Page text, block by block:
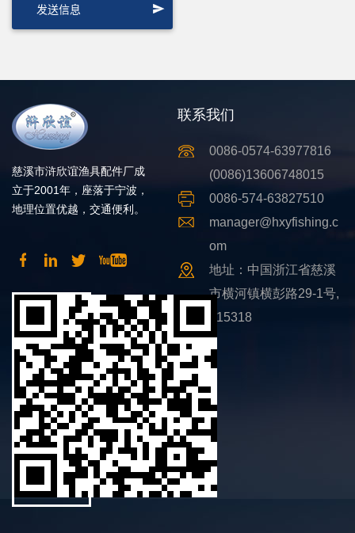
慈溪市浒欣谊渔具配件厂成
立于2001年，座落于宁波，
地理位置优越，交通便利。
联系我们
0086-0574-63977816
(0086)13606748015
0086-574-63827510
manager@hxyfishing.c
om
地址：中国浙江省慈溪
市横河镇横彭路29-1号,
315318